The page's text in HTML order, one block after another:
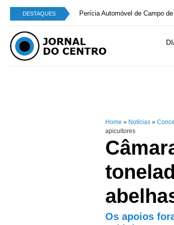
DESTAQUES Perícia Automóvel de Campo
Home » Notícias »
apicultores
Os apoios